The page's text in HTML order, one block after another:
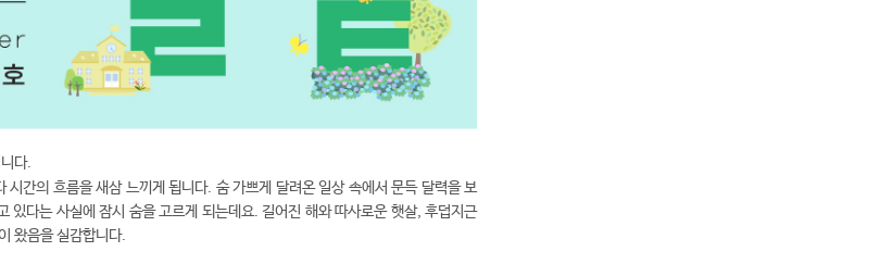
다.
시간의 흐름을 새삼 느끼게 됩니다. 숨 가쁘게 달려온 일상 속에서 문득 달력을 보
있다는 사실에 잠시 숨을 고르게 되는데요. 길어진 해와 따사로운 햇살, 후덥지근
왔음을 실감합니다.